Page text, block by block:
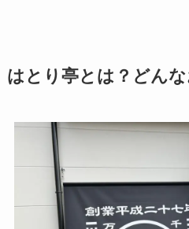
はとり亭とは？どんな